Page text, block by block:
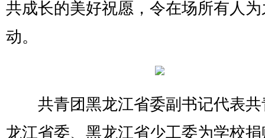
共成长的美好祝愿，令在场所有人
动。
共青团黑龙江省委副书记代表共
龙江省委、黑龙江省少工委为学校